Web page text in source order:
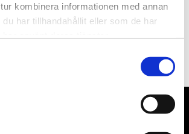
kombinera informationen med annan
har tillhandahållit eller som de har
PRENUMERERA